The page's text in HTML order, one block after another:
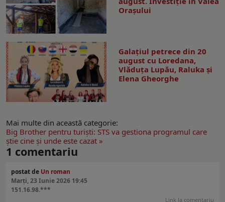
Oraşului
Galaţiul petrece din 20
august cu Loredana,
Vlăduța Lupău, Raluka și
Elena Gheorghe
Mai multe din această categorie:
Big Brother pentru turişti: STS va gestiona programul care
ştie cine şi unde este cazat »
1 comentariu
postat de Un roman
Marți, 23 Iunie 2026 19:45
151.16.98.***
Link la comentariu